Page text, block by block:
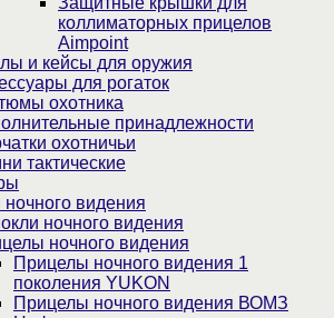
коллиматорных прицелов
Aimpoint
и кейсы для оружия
для рогаток
охотника
принадлежности
охотничьи
тактические
видения
ночного видения
ночного видения
Прицелы ночного видения 1
поколения YUKON
Прицелы ночного видения ВОМЗ